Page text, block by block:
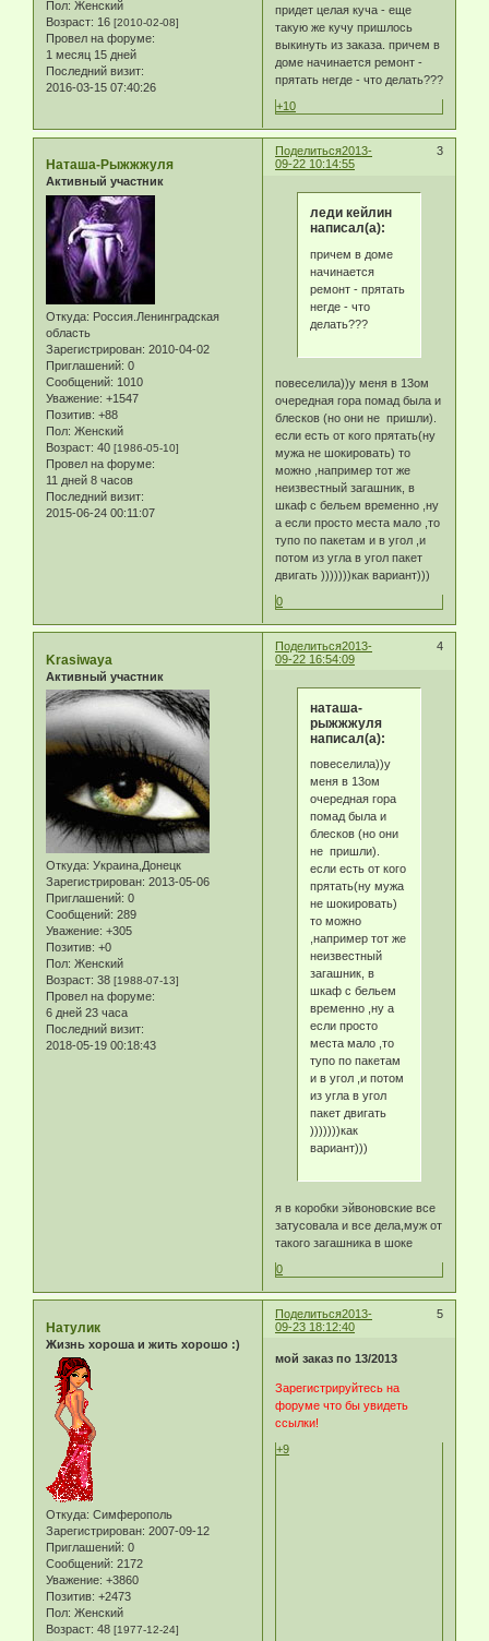
Пол: Женский
Возраст: 16 [2010-02-08]
Провел на форуме:
1 месяц 15 дней
Последний визит:
2016-03-15 07:40:26
придет целая куча - еще
такую же кучу пришлось
выкинуть из заказа. причем в
доме начинается ремонт -
прятать негде - что делать???
+10
Поделиться 3
2013-
09-22 10:14:55
Наташа-Рыжжжуля
Активный участник
Откуда: Россия.Ленинградская
область
Зарегистрирован: 2010-04-02
Приглашений: 0
Сообщений: 1010
Уважение: +1547
Позитив: +88
Пол: Женский
Возраст: 40 [1986-05-10]
Провел на форуме:
11 дней 8 часов
Последний визит:
2015-06-24 00:11:07
леди кейлин
написал(а):
причем в доме
начинается
ремонт - прятать
негде - что
делать???
повеселила))у меня в 13ом
очередная гора помад была и
блесков (но они не пришли).
если есть от кого прятать(ну
мужа не шокировать) то
можно ,например тот же
неизвестный загашник, в
шкаф с бельем временно ,ну
а если просто места мало ,то
тупо по пакетам и в угол ,и
потом из угла в угол пакет
двигать )))))))как вариант)))
0
Поделиться 4
2013-
09-22 16:54:09
Krasiwaya
Активный участник
Откуда: Украина,Донецк
Зарегистрирован: 2013-05-06
Приглашений: 0
Сообщений: 289
Уважение: +305
Позитив: +0
Пол: Женский
Возраст: 38 [1988-07-13]
Провел на форуме:
6 дней 23 часа
Последний визит:
2018-05-19 00:18:43
наташа-
рыжжжуля
написал(а):
повеселила))у
меня в 13ом
очередная гора
помад была и
блесков (но они
не пришли).
если есть от кого
прятать(ну мужа
не шокировать)
то можно
,например тот же
неизвестный
загашник, в
шкаф с бельем
временно ,ну а
если просто
места мало ,то
тупо по пакетам
и в угол ,и потом
из угла в угол
пакет двигать
)))))))как
вариант)))
я в коробки эйвоновские все
затусовала и все дела,муж от
такого загашника в шоке
0
Поделиться 5
2013-
09-23 18:12:40
Натулик
Жизнь хороша и жить хорошо :)
Откуда: Симферополь
Зарегистрирован: 2007-09-12
Приглашений: 0
Сообщений: 2172
Уважение: +3860
Позитив: +2473
Пол: Женский
Возраст: 48 [1977-12-24]
мой заказ по 13/2013
Зарегистрируйтесь на
форуме что бы увидеть
ссылки!
+9